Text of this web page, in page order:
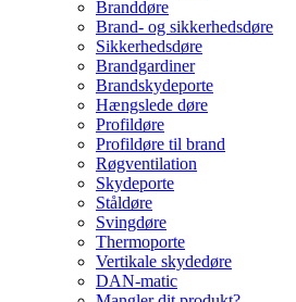
Branddøre
Brand- og sikkerhedsdøre
Sikkerhedsdøre
Brandgardiner
Brandskydeporte
Hængslede døre
Profildøre
Profildøre til brand
Røgventilation
Skydeporte
Ståldøre
Svingdøre
Thermoporte
Vertikale skydedøre
DAN-matic